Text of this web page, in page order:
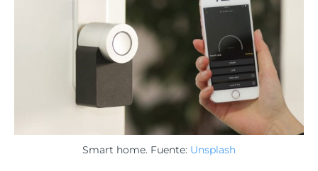
Smart home. Fuente: Unsplash